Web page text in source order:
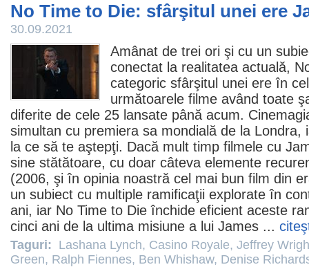
No Time to Die: sfârşitul unei ere
30.09.2021
Amânat de trei ori şi cu un
conectat la realitatea actuală,
categoric sfârşitul unei ere în
următoarele filme având toate
diferite de cele 25 lansate până acum.
simultan cu premiera sa mondială de la Londra,
la ce să te aştepţi. Dacă mult timp filmele cu
sine stătătoare, cu doar câteva elemente
(2006, şi în opinia noastră cel mai bun film din
un subiect cu multiple ramificaţii explorate în
ani, iar No Time to Die închide eficient aceste
cinci ani de la ultima misiune a lui James ...
Taguri: Lashana Lynch, Casino Royale, Jeffrey
Green, Ralph Fiennes, Ben Whishaw, Denise